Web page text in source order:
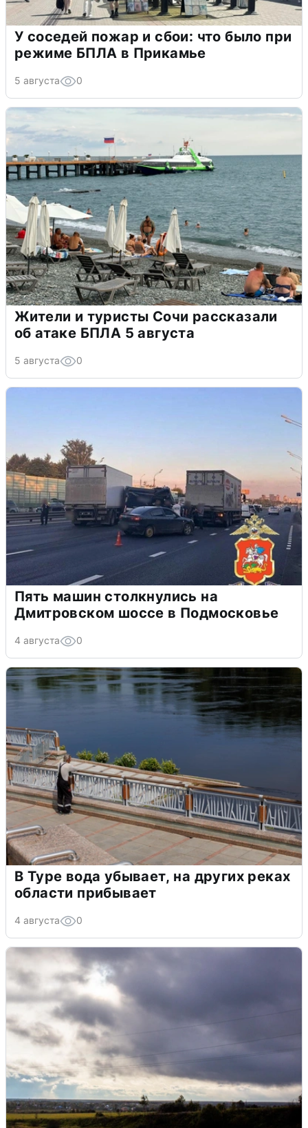
У соседей пожар и сбои: что было при
режиме БПЛА в Прикамье
5 августа 0
Жители и туристы Сочи рассказали
об атаке БПЛА 5 августа
5 августа 0
Пять машин столкнулись на
Дмитровском шоссе в Подмосковье
4 августа 0
В Туре вода убывает, на других реках
области прибывает
4 августа 0